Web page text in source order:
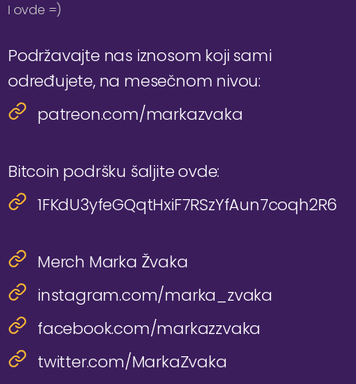
I ovde =)
Podržavajte nas iznosom koji sami
određujete, na mesečnom nivou:
patreon.com/markazvaka
Bitcoin podršku šaljite ovde:
1FKdU3yfeGQqtHxiF7RSzYfAun7coqh2R6
Merch Marka Žvaka
instagram.com/marka_zvaka
facebook.com/markazzvaka
twitter.com/MarkaZvaka